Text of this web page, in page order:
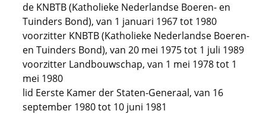
de KNBTB (Katholieke Nederlandse Boeren- en
Tuinders Bond), van 1 januari 1967 tot 1980
voorzitter KNBTB (Katholieke Nederlandse Boeren-
en Tuinders Bond), van 20 mei 1975 tot 1 juli 1989
voorzitter Landbouwschap, van 1 mei 1978 tot 1
mei 1980
lid Eerste Kamer der Staten-Generaal, van 16
september 1980 tot 10 juni 1981